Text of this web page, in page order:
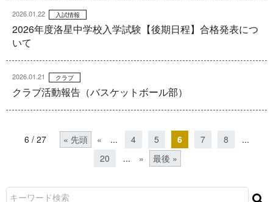
2026.01.22 入試情報
2026年度洛星中学校入学試験【後期日程】合格発表につ
いて
2026.01.21 クラブ
クラブ活動報告（バスケットボール部）
6 / 27 « 先頭 « ... 4 5 6 7 8
...
20
... » 最後 »